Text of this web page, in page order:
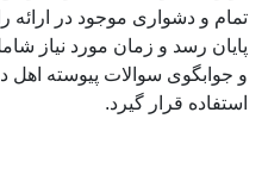
تمام و دشواری موجود در ارائه
پایان رسد و زمان مورد نیاز
و جوابگوی سوالات پیوسته
استفاده قرار گیرد.